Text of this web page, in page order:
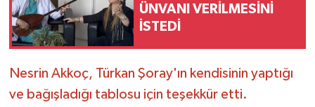
ÜNVANI VERİLMESİNİ
İSTEDİ
Nesrin Akkoç, Türkan Şoray'ın kendisinin yaptığı
ve bağışladığı tablosu için teşekkür etti.